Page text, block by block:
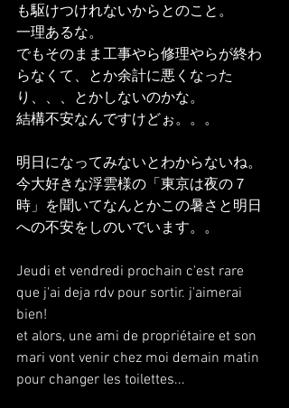
も駆けつけれないからとのこと。
一理あるな。
でもそのまま工事やら修理やらが終わ
らなくて、とか余計に悪くなった
り、、、とかしないのかな。
結構不安なんですけどぉ。。。
明日になってみないとわからないね。
今大好きな浮雲様の「東京は夜の７
時」を聞いてなんとかこの暑さと明日
への不安をしのいでいます。。
Jeudi et vendredi prochain c'est rare
que j'ai deja rdv pour sortir. j'aimerai
bien!
et alors, une ami de propriétaire et son
mari vont venir chez moi demain matin
pour changer les toilettes...